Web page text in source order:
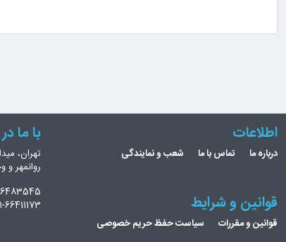
اطلاعات
درباره ما تماس با ما شعب و نمایندگی
قوانین و شرایط
قوانین و مقررات سیاست حفظ حریم خصوصی
با ما
تهران،
روانمهر
66411173